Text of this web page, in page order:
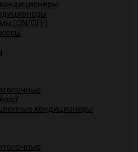
(ON/OFF)
кондиционеры